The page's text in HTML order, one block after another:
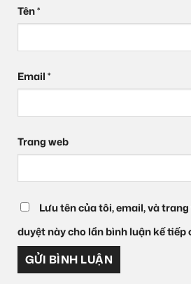
Tên*
Email*
Trang web
Lưu tên của tôi, email, và
duyệt này cho lần bình luận kế tiếp